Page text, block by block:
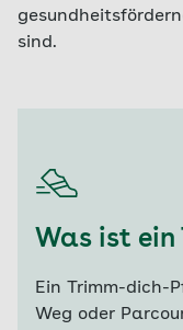
sind.
Was ist
Ein Trimm-dich-
Weg oder